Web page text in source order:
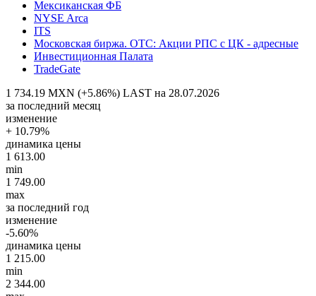
Мексиканская ФБ
NYSE Arca
ITS
Московская биржа. OTC: Акции РПС с ЦК - адресные
Инвестиционная Палата
TradeGate
1 734.19 MXN (+5.86%) LAST на 28.07.2026
за последний месяц
изменение
+ 10.79%
динамика цены
1 613.00
min
1 749.00
max
за последний год
изменение
-5.60%
динамика цены
1 215.00
min
2 344.00